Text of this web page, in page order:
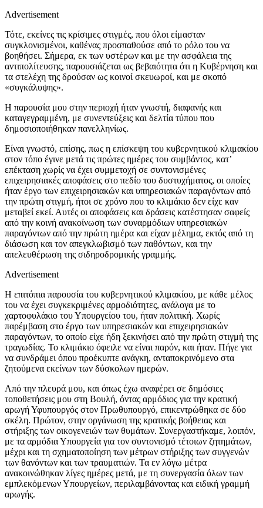
Advertisement
Τότε, εκείνες τις κρίσιμες στιγμές, που όλοι είμασταν
συγκλονισμένοι, καθένας προσπαθούσε από το ρόλο του να
βοηθήσει. Σήμερα, εκ των υστέρων και με την ασφάλεια της
αντιπολίτευσης, παρουσιάζεται ως βεβαιότητα ότι η Κυβέρνηση και
τα στελέχη της δρούσαν ως κοινοί σκευωροί, και με σκοπό
«συγκάλυψης».
Η παρουσία μου στην περιοχή ήταν γνωστή, διαφανής και
καταγεγραμμένη, με συνεντεύξεις και δελτία τύπου που
δημοσιοποιήθηκαν πανελληνίως.
Είναι γνωστό, επίσης, πως η επίσκεψη του κυβερνητικού κλιμακίου
στον τόπο έγινε μετά τις πρώτες ημέρες του συμβάντος, κατ’
επέκταση χωρίς να έχει συμμετοχή σε συντονισμένες
επιχειρησιακές αποφάσεις στο πεδίο του δυστυχήματος, οι οποίες
ήταν έργο των επιχειρησιακών και υπηρεσιακών παραγόντων από
την πρώτη στιγμή, ήτοι σε χρόνο που το κλιμάκιο δεν είχε καν
μεταβεί εκεί. Αυτές οι αποφάσεις και δράσεις κατέστησαν σαφείς
από την κοινή ανακοίνωση των συναρμόδιων υπηρεσιακών
παραγόντων από την πρώτη ημέρα και είχαν μέλημα, εκτός από τη
διάσωση και τον απεγκλωβισμό των παθόντων, και την
απελευθέρωση της σιδηροδρομικής γραμμής.
Advertisement
Η επιτόπια παρουσία του κυβερνητικού κλιμακίου, με κάθε μέλος
του να έχει συγκεκριμένες αρμοδιότητες, ανάλογα με το
χαρτοφυλάκιο του Υπουργείου του, ήταν πολιτική. Χωρίς
παρέμβαση στο έργο των υπηρεσιακών και επιχειρησιακών
παραγόντων, το οποίο είχε ήδη ξεκινήσει από την πρώτη στιγμή της
τραγωδίας. Το κλιμάκιο όφειλε να είναι παρόν, και ήταν. Πήγε για
να συνδράμει όπου προέκυπτε ανάγκη, ανταποκρινόμενο στα
ζητούμενα εκείνων των δύσκολων ημερών.
Από την πλευρά μου, και όπως έχω αναφέρει σε δημόσιες
τοποθετήσεις μου στη Βουλή, όντας αρμόδιος για την κρατική
αρωγή Υφυπουργός στον Πρωθυπουργό, επικεντρώθηκα σε δύο
σκέλη. Πρώτον, στην οργάνωση της κρατικής βοήθειας και
στήριξης των οικογενειών των θυμάτων. Συνεργαστήκαμε, λοιπόν,
με τα αρμόδια Υπουργεία για τον συντονισμό τέτοιων ζητημάτων,
μέχρι και τη σχηματοποίηση των μέτρων στήριξης των συγγενών
των θανόντων και των τραυματιών. Τα εν λόγω μέτρα
ανακοινώθηκαν λίγες ημέρες μετά, με τη συνεργασία όλων των
εμπλεκόμενων Υπουργείων, περιλαμβάνοντας και ειδική γραμμή
αρωγής.